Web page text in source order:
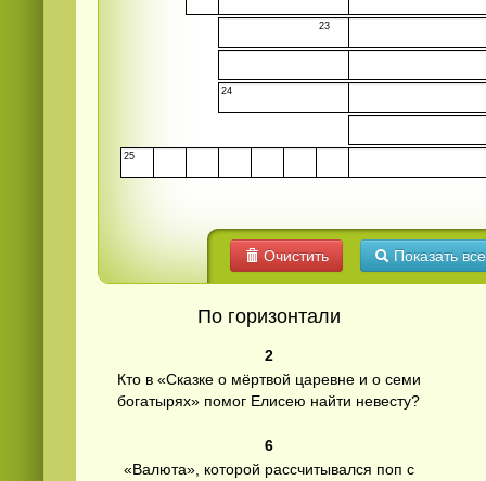
23
24
25
Очистить Показать
По горизонтали
2
Кто в «Сказке о мёртвой царевне и о семи
богатырях» помог Елисею найти невесту?
6
«Валюта», которой рассчитывался поп с
онлайн